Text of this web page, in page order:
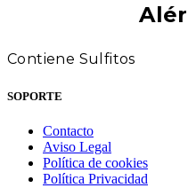
Contiene Sulfitos
SOPORTE
Contacto
Aviso Legal
Política de cookies
Política Privacidad